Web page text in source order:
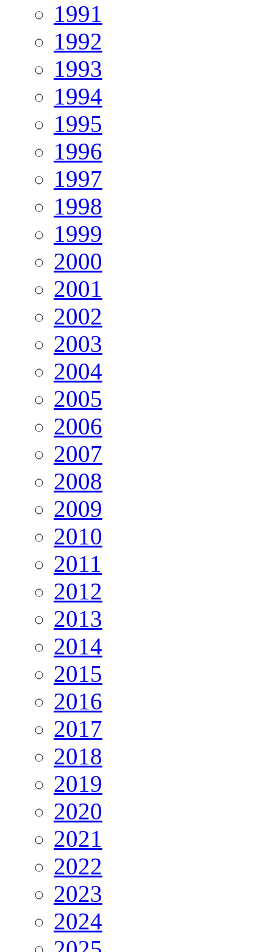
1991
1992
1993
1994
1995
1996
1997
1998
1999
2000
2001
2002
2003
2004
2005
2006
2007
2008
2009
2010
2011
2012
2013
2014
2015
2016
2017
2018
2019
2020
2021
2022
2023
2024